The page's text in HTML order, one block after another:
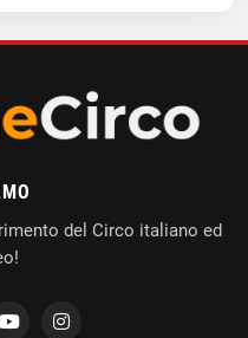
del Circo italiano ed